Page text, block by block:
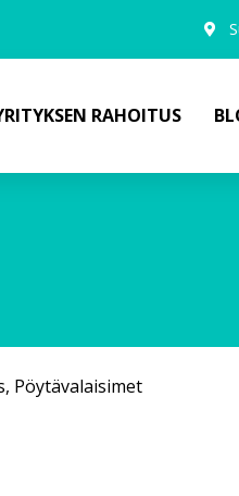
RAHOITUS
, Pöytävalaisimet